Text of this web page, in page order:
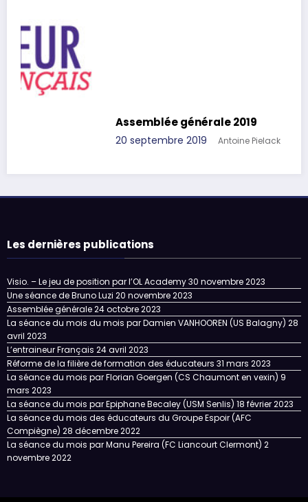
Assemblée générale 2019
20 septembre 2019 Antoine Pielack
Les dernières publications
Visio. – Le jeu de position par l’OL Academy30 novembre 2023
Une séance de Bruno Luzi 20 novembre 2023
Assemblée générale24 octobre 2023
La séance du mois du mois par Damien VANHOOREN (US Balagny) 28
avril 2023
L’entraineur Français 24 avril 2023
Réforme de la filière de formation des éducateurs 31 mars 2023
La séance du mois par Florian Goergen (CS Chaumont en vexin) 9
mars 2023
La séance du mois par Epiphane Becaley (USM Senlis) 18 février 2023
La séance du mois des éducateurs du Groupe Espoir (AFC
Compiègne) 28 décembre 2022
La séance du mois par Manu Pereira (FC Liancourt Clermont) 2
novembre 2022